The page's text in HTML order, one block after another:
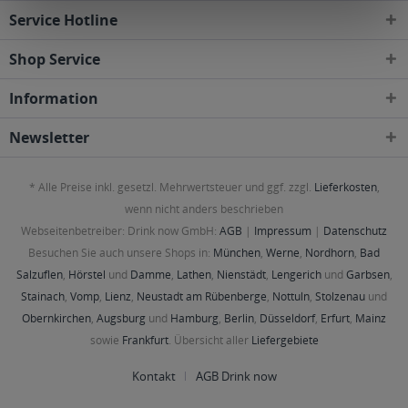
Service Hotline
Shop Service
Information
Newsletter
* Alle Preise inkl. gesetzl. Mehrwertsteuer und ggf. zzgl. Lieferkosten,
wenn nicht anders beschrieben
Webseitenbetreiber: Drink now GmbH: AGB | Impressum | Datenschutz
Besuchen Sie auch unsere Shops in: München, Werne, Nordhorn, Bad
Salzuflen, Hörstel und Damme, Lathen, Nienstädt, Lengerichund Garbsen,
Stainach, Vomp, Lienz, Neustadt am Rübenberge, Nottuln, Stolzenau und
Obernkirchen, Augsburg und Hamburg, Berlin, Düsseldorf, Erfurt, Mainz
sowie Frankfurt. Übersicht aller Liefergebiete
Kontakt AGB Drink now